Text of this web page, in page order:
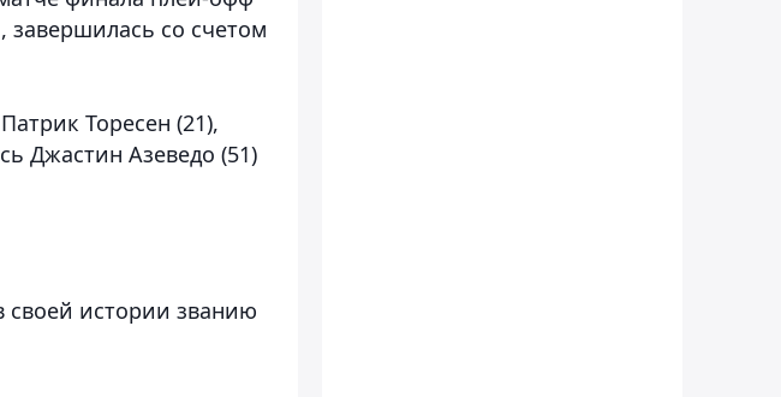
со счетом
Торесен (21),
Джастин Азеведо (51)
своей истории званию